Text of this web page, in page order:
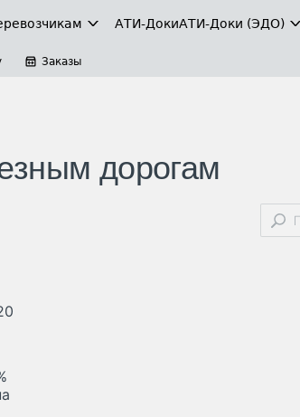
АТИ-ДокиАТИ-Доки (ЭДО)
Заказы
дорогам